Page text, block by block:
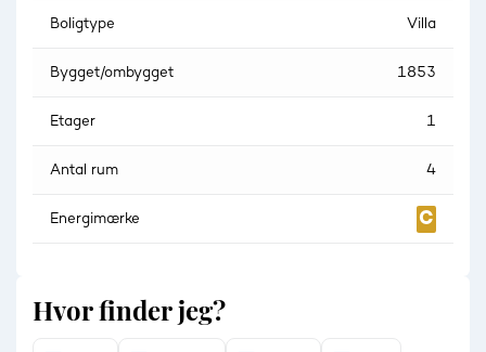
Boligtype Villa
Bygget/ombygget 1853
Etager 1
Antal rum 4
Energimærke
Hvor finder jeg?